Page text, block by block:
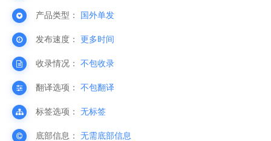
产品类型： 国外单发
发布速度： 更多时间
收录情况： 不包收录
翻译选项： 不包翻译
标签选项： 无标签
底部信息： 无需底部信息